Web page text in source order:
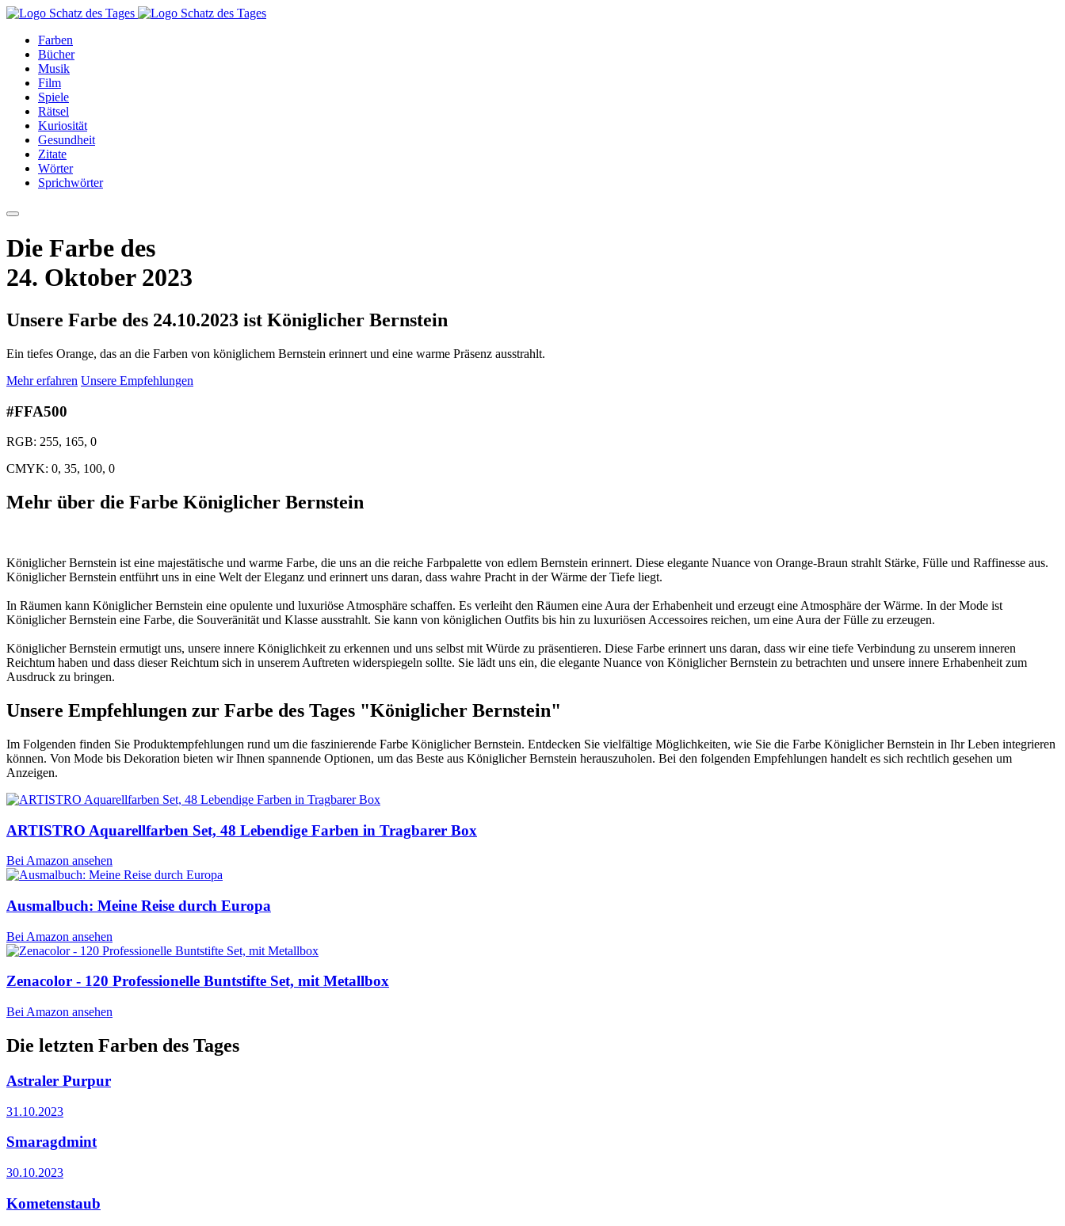
Farben
Bücher
Musik
Film
Spiele
Rätsel
Kuriosität
Gesundheit
Zitate
Wörter
Sprichwörter
Die Farbe des
24. Oktober 2023
Unsere Farbe des 24.10.2023 ist Königlicher Bernstein
Ein tiefes Orange, das an die Farben von königlichem Bernstein erinnert und eine warme Präsenz ausstrahlt.
Mehr erfahren Unsere Empfehlungen
#FFA500
RGB: 255, 165, 0
CMYK: 0, 35, 100, 0
Mehr über die Farbe Königlicher Bernstein
Königlicher Bernstein ist eine majestätische und warme Farbe, die uns an die reiche Farbpalette von edlem Bernstein erinnert. Diese elegante Nuance von Orange-Braun strahlt Stärke, Fülle und Raffinesse aus.
Königlicher Bernstein entführt uns in eine Welt der Eleganz und erinnert uns daran, dass wahre Pracht in der Wärme der Tiefe liegt.
In Räumen kann Königlicher Bernstein eine opulente und luxuriöse Atmosphäre schaffen. Es verleiht den Räumen eine Aura der Erhabenheit und erzeugt eine Atmosphäre der Wärme. In der Mode ist
Königlicher Bernstein eine Farbe, die Souveränität und Klasse ausstrahlt. Sie kann von königlichen Outfits bis hin zu luxuriösen Accessoires reichen, um eine Aura der Fülle zu erzeugen.
Königlicher Bernstein ermutigt uns, unsere innere Königlichkeit zu erkennen und uns selbst mit Würde zu präsentieren. Diese Farbe erinnert uns daran, dass wir eine tiefe Verbindung zu unserem inneren
Reichtum haben und dass dieser Reichtum sich in unserem Auftreten widerspiegeln sollte. Sie lädt uns ein, die elegante Nuance von Königlicher Bernstein zu betrachten und unsere innere Erhabenheit zum
Ausdruck zu bringen.
Unsere Empfehlungen zur Farbe des Tages "Königlicher Bernstein"
Im Folgenden finden Sie Produktempfehlungen rund um die faszinierende Farbe Königlicher Bernstein. Entdecken Sie vielfältige Möglichkeiten, wie Sie die Farbe Königlicher Bernstein in Ihr Leben integrieren
können. Von Mode bis Dekoration bieten wir Ihnen spannende Optionen, um das Beste aus Königlicher Bernstein herauszuholen. Bei den folgenden Empfehlungen handelt es sich rechtlich gesehen um
Anzeigen.
ARTISTRO Aquarellfarben Set, 48 Lebendige Farben in Tragbarer Box
Bei Amazon ansehen
Ausmalbuch: Meine Reise durch Europa
Bei Amazon ansehen
Zenacolor - 120 Professionelle Buntstifte Set, mit Metallbox
Bei Amazon ansehen
Die letzten Farben des Tages
Astraler Purpur
31.10.2023
Smaragdmint
30.10.2023
Kometenstaub